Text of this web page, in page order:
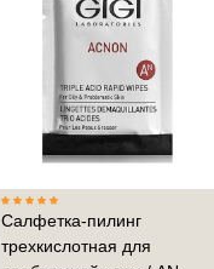
Салфетка-пилинг
трехкислотная для